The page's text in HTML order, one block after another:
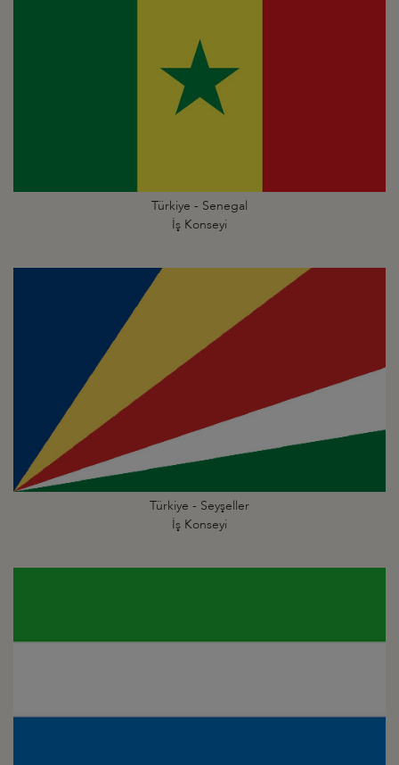
Türkiye - Senegal
İş Konseyi
Türkiye - Seyşeller
İş Konseyi